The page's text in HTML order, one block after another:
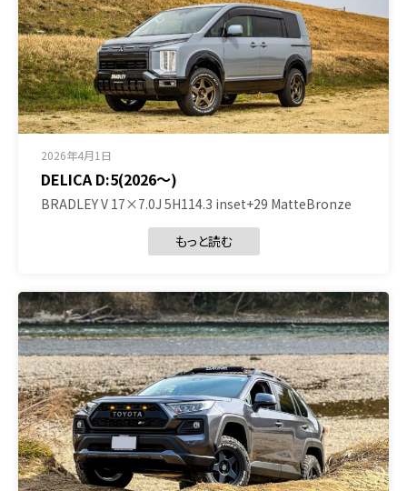
2026年4月1日
DELICA D:5(2026～)
BRADLEY V 17×7.0J 5H114.3 inset+29 MatteBronze
もっと読む